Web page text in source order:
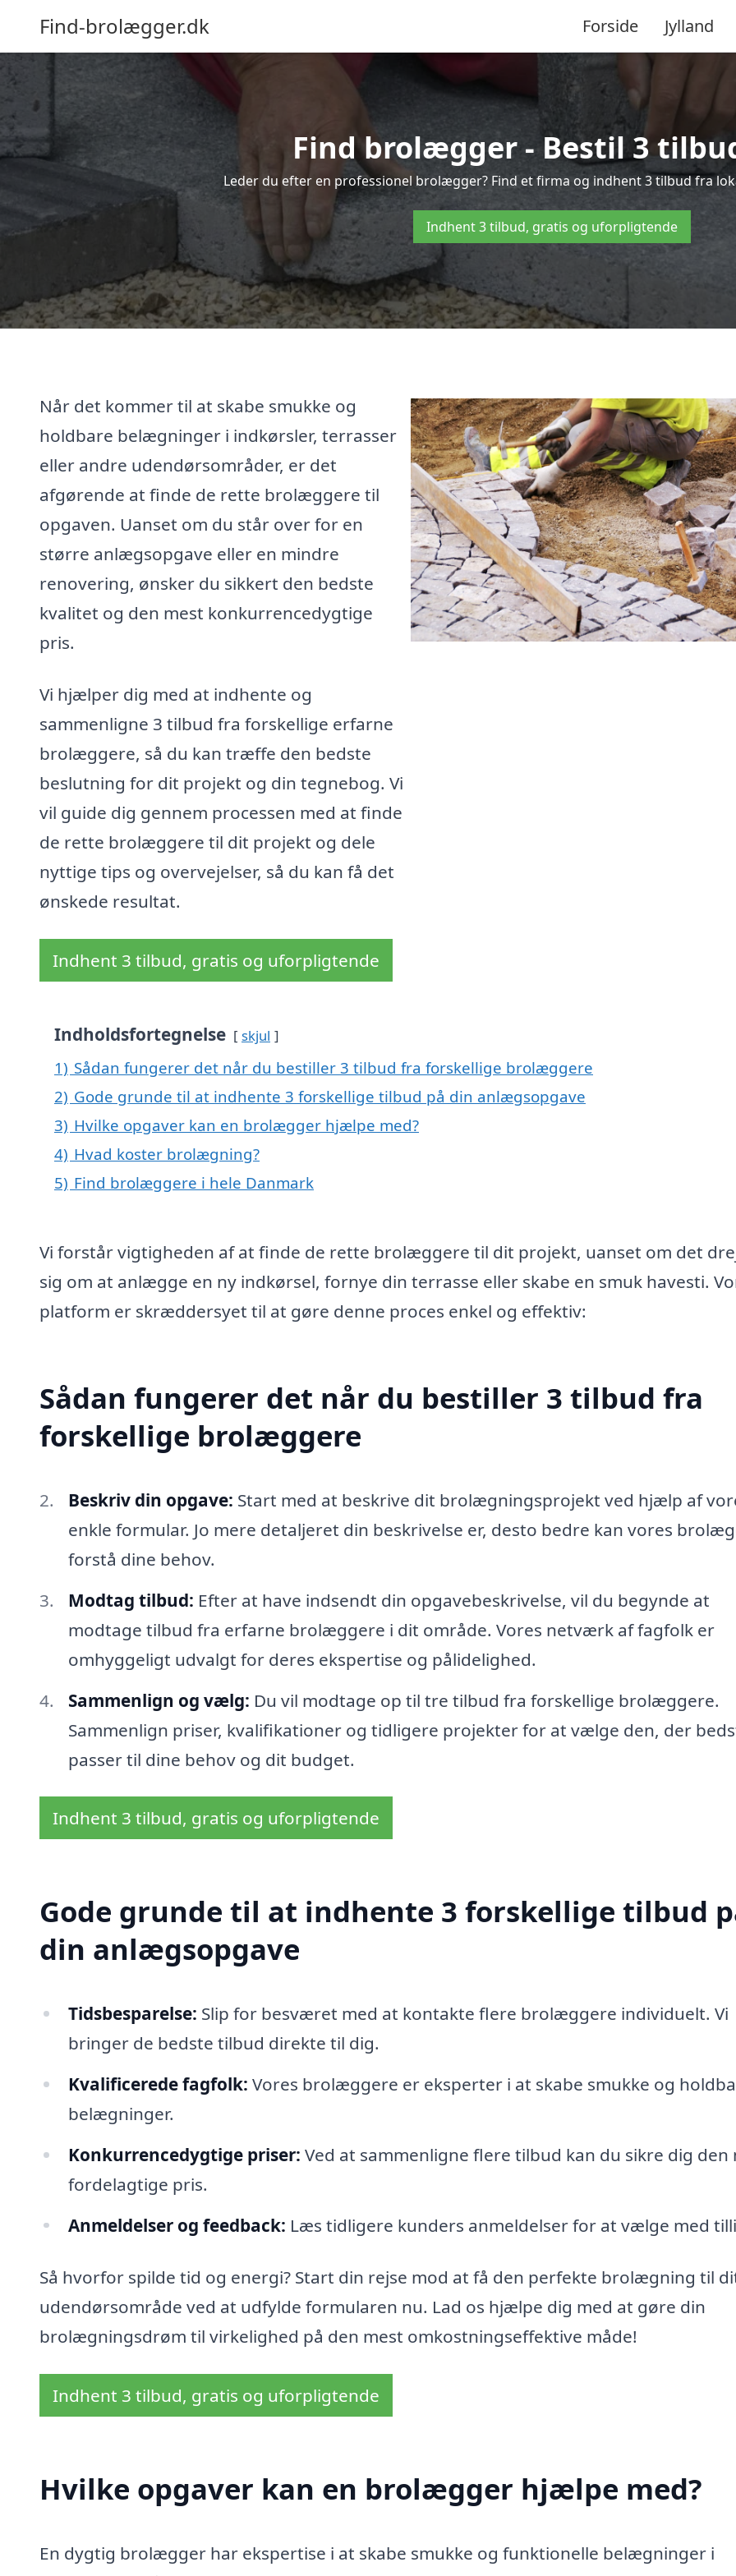
Find-brolægger.dk Forside Jylland
Find brolægger - Bestil 3
Leder du efter en professionel brolægger? Find et firma og indhent 3 tilbud fra
Indhent 3 tilbud, gratis og uforpligtende
Når det kommer til at skabe smukke og
holdbare belægninger i indkørsler, terrasser
eller andre udendørsområder, er det
afgørende at finde de rette brolæggere til
opgaven. Uanset om du står over for en
større anlægsopgave eller en mindre
renovering, ønsker du sikkert den bedste
kvalitet og den mest konkurrencedygtige
pris.
Vi hjælper dig med at indhente og
sammenligne 3 tilbud fra forskellige erfarne
brolæggere, så du kan træffe den bedste
beslutning for dit projekt og din tegnebog. Vi
vil guide dig gennem processen med at finde
de rette brolæggere til dit projekt og dele
nyttige tips og overvejelser, så du kan få det
ønskede resultat.
Indhent 3 tilbud, gratis og uforpligtende
Indholdsfortegnelse skjul
1) Sådan fungerer det når du bestiller 3 tilbud fra forskellige brolæggere
2) Gode grunde til at indhente 3 forskellige tilbud på din anlægsopgave
3) Hvilke opgaver kan en brolægger hjælpe med?
4) Hvad koster brolægning?
5) Find brolæggere i hele Danmark
Vi forstår vigtigheden af at finde de rette brolæggere til dit projekt, uanset om det
sig om at anlægge en ny indkørsel, fornye din terrasse eller skabe en smuk havesti.
platform er skræddersyet til at gøre denne proces enkel og effektiv:
Sådan fungerer det når du bestiller 3 tilbud fra
forskellige brolæggere
Beskriv din opgave: Start med at beskrive dit brolægningsprojekt ved hjælp af
enkle formular. Jo mere detaljeret din beskrivelse er, desto bedre kan vores
forstå dine behov.
Modtag tilbud: Efter at have indsendt din opgavebeskrivelse, vil du begynde at
modtage tilbud fra erfarne brolæggere i dit område. Vores netværk af fagfolk er
omhyggeligt udvalgt for deres ekspertise og pålidelighed.
Sammenlign og vælg: Du vil modtage op til tre tilbud fra forskellige brolæggere.
Sammenlign priser, kvalifikationer og tidligere projekter for at vælge den, der
passer til dine behov og dit budget.
Indhent 3 tilbud, gratis og uforpligtende
Gode grunde til at indhente 3 forskellige tilbud
din anlægsopgave
Tidsbesparelse: Slip for besværet med at kontakte flere brolæggere individuelt. Vi
bringer de bedste tilbud direkte til dig.
Kvalificerede fagfolk: Vores brolæggere er eksperter i at skabe smukke og
belægninger.
Konkurrencedygtige priser: Ved at sammenligne flere tilbud kan du sikre dig den
fordelagtige pris.
Anmeldelser og feedback: Læs tidligere kunders anmeldelser for at vælge med
Så hvorfor spilde tid og energi? Start din rejse mod at få den perfekte brolægning til
udendørsområde ved at udfylde formularen nu. Lad os hjælpe dig med at gøre din
brolægningsdrøm til virkelighed på den mest omkostningseffektive måde!
Indhent 3 tilbud, gratis og uforpligtende
Hvilke opgaver kan en brolægger hjælpe med?
En dygtig brolægger har ekspertise i at skabe smukke og funktionelle belægninger i